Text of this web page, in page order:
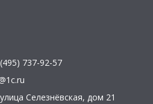
737-92-57
улица Селезнёвская, дом 21